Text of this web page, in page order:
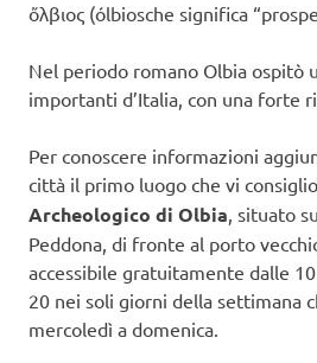
ὄλβιος (ólbiosche significa
Nel periodo romano Olbia ospitò
importanti d’Italia, con una forte
Per conoscere informazioni
città il primo luogo che vi
Archeologico di Olbia, situato
Peddona, di fronte al porto
accessibile gratuitamente dalle
20 nei soli giorni della settimana
mercoledì a domenica.